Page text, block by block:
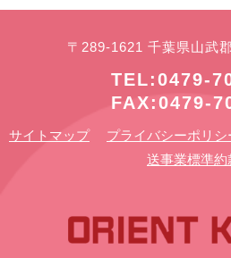
〒289-1621 千葉県山武
TEL:0479-
FAX:0479-
サイトマップ プライバシーポリシ
送事業標準約